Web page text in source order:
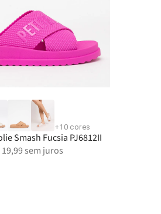
35 36
+10 cores
Smash Fucsia PJ6812II
19,99 sem juros